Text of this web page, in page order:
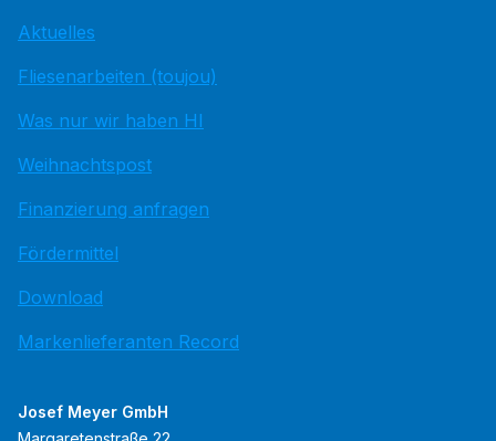
Aktuelles
Fliesenarbeiten (toujou)
Was nur wir haben HI
Weihnachtspost
Finanzierung anfragen
Fördermittel
Download
Markenlieferanten Record
Josef Meyer GmbH